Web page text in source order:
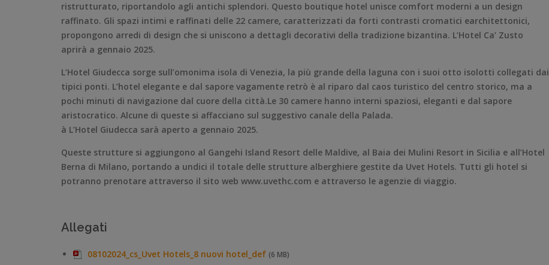
ristrutturato, riportandolo agli antichi splendori. Questo boutique hotel unisce comfort moderni a un design
raffinato. Gli spazi intimi e raffinati delle 22 camere, caratterizzati da forti contrasti cromatici earchitettonici,
propongono arredi di design che si uniscono a dettagli decorativi della tradizione bizantina. L’Hotel Ca’ Zusto
aprirà a gennaio 2025.
L’Hotel Giudecca sorge sull’omonima isola di Venezia, la più grande della laguna con i suoi otto isolotti collegati dai
tipici ponti. L’hotel elegante e dal sapore vagamente retrò è al riparo dal caos turistico del centro storico, ma a
pochi minuti di navigazione dal cuore della città.Le 30 camere hanno interni spaziosi, eleganti e dal sapore
aristocratico. Alcune di queste si affacciano sul suggestivo canale della Palada.
à L’Hotel Giudecca sarà aperto a gennaio 2025.
Queste strutture si aggiungono al Gangehi Island Resort delle Maldive, al Baia dei Mulini Resort in Sicilia e all’Hotel
Berna di Milano, portando a undici il totale delle strutture alberghiere gestite da Uvet Hotels. Tutti gli hotel si
potranno prenotare attraverso il sito web www.uvethc.com e attraverso le agenzie di viaggio.
Allegati
08102024_cs_Uvet Hotels_8 nuovi hotel_def (6 MB)